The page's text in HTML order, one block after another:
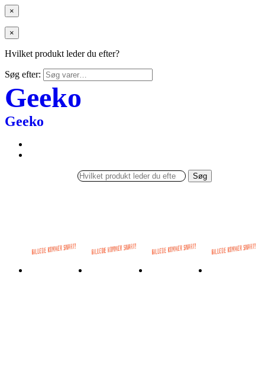
×
×
Hvilket produkt leder du efter?
Søg efter:
Geeko
Geeko
Søg